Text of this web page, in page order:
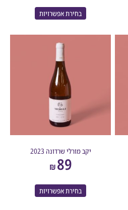
בחירת אפשרויות
יקב מורלי שרדונה 2023
בחירת אפשרויות